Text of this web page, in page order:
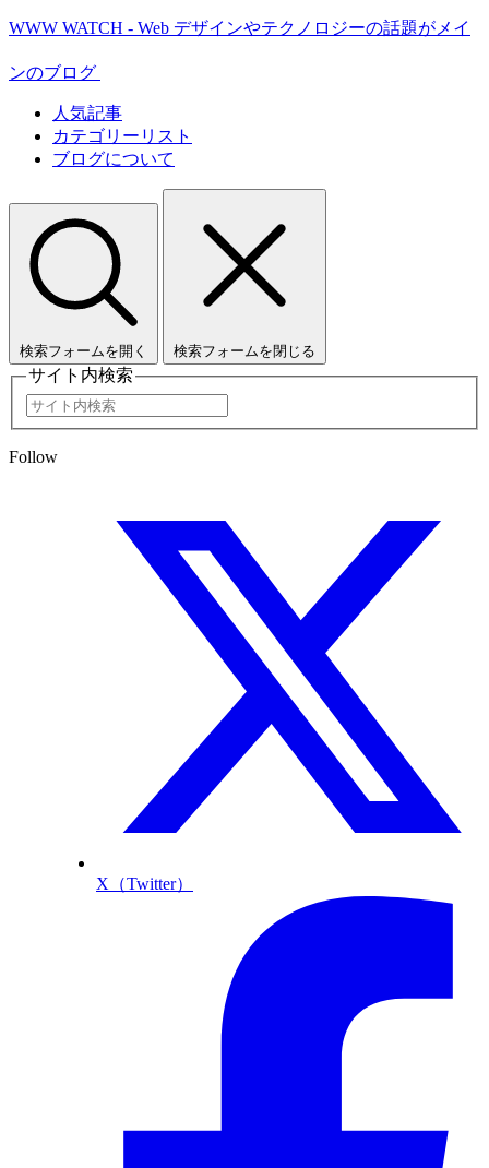
WWW WATCH - Web デザインやテクノロジーの話題がメイ
ンのブログ
人気記事
カテゴリーリスト
ブログについて
検索フォームを開く 検索フォームを閉じる
サイト内検索
Follow
X（Twitter）